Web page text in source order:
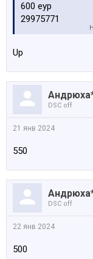
600 еур
29975771
Посмотреть
Посмотреть
Up
DSC off
21 янв 2024
550
DSC off
22 янв 2024
500